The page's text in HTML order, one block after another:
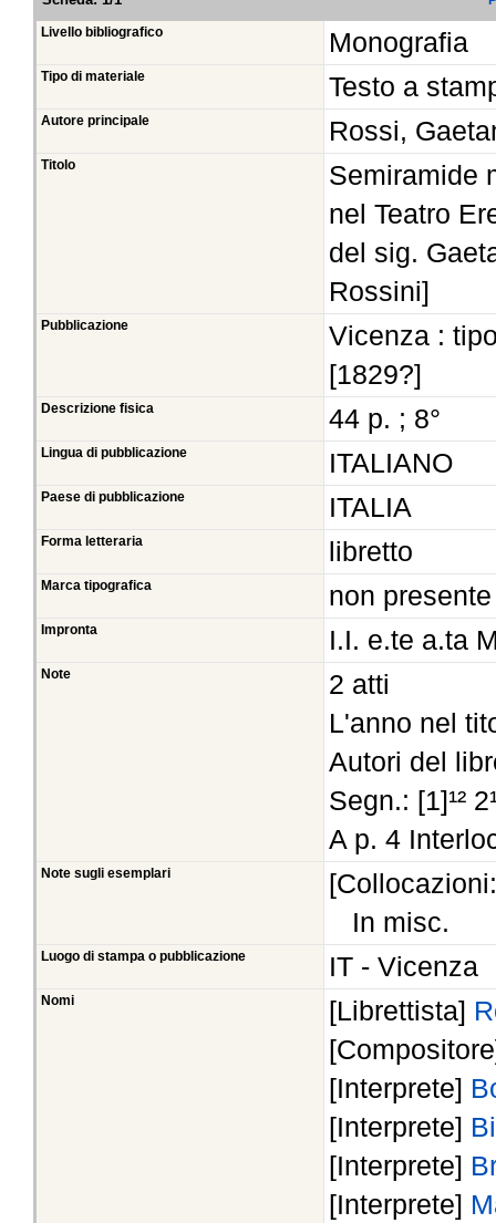
Livello bibliografico Monografia
Tipo di materiale Testo a
Autore principale Rossi,
Titolo
Semiramide
nel Teatro
del sig.
Rossini]
Pubblicazione
Vicenza :
[1829?]
Descrizione fisica 44 p. ; 8°
Lingua di pubblicazione ITALIANO
Paese di pubblicazione ITALIA
Forma letteraria libretto
Marca tipografica non presente
Impronta I.I. e.te a.ta
Note
2 atti
L'anno nel
Autori del
Segn.: [1]¹²
A p. 4
Note sugli esemplari
In misc.
Luogo di stampa o pubblicazione IT - Vicenza
Nomi [Librettista]
[Interprete]
[Interprete]
[Interprete]
[Interprete]